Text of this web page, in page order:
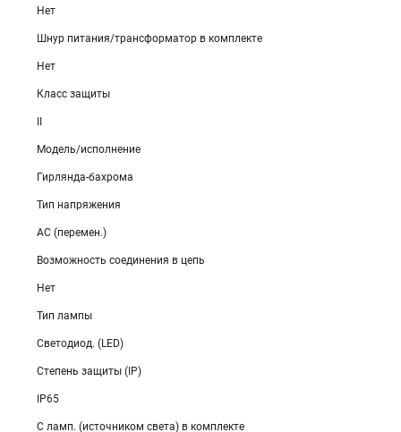
Нет
Шнур питания/трансформатор в комплекте
Нет
Класс защиты
Модель/исполнение
Гирлянда-бахрома
Тип напряжения
AC (перемен.)
Возможность соединения в цепь
Нет
Тип лампы
Светодиод. (LED)
Степень защиты (IP)
IP65
С ламп. (источником света) в комплекте